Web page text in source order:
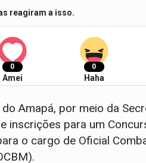
reagiram a isso.
0
Amei
0
Haha
Amapá, por meio da
inscrições para um
o cargo de Oficial